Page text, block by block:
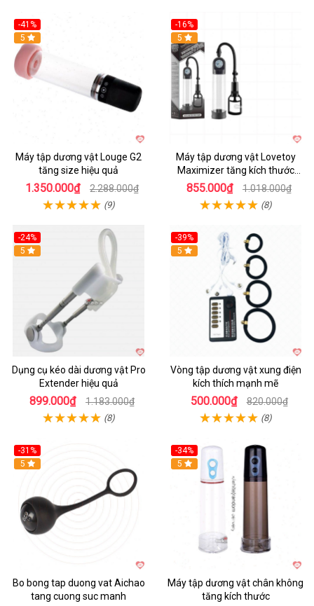
-41%
Hot
5
Máy tập dương vật Louge G2
tăng size hiệu quả
1.350.000₫ 2.288.000₫
(9)
-16%
Hot
5
Máy tập dương vật Lovetoy
Maximizer tăng kích thước
nhanh
855.000₫ 1.018.000₫
(8)
-24%
Hot
5
Dụng cụ kéo dài dương vật Pro
Extender hiệu quả
899.000₫ 1.183.000₫
(8)
-39%
Hot
5
Vòng tập dương vật xung điện
kích thích mạnh mẽ
500.000₫ 820.000₫
(8)
-31%
Hot
5
Bo bong tap duong vat Aichao
tang cuong suc manh
-34%
Hot
5
Máy tập dương vật chân không
tăng kích thước